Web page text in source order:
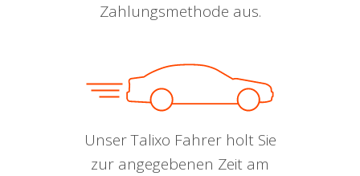
Zahlungsmethode aus.
Unser Talixo Fahrer holt Sie
zur angegebenen Zeit am